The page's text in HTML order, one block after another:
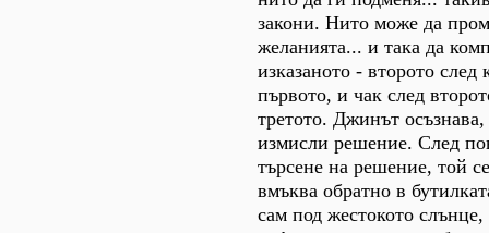
закони. Нито може да
желанията... и така да
изказаното - второто след
първото, и чак след
третото. Джинът
измисли решение. След
търсене на решение, той
вмъква обратно в
сам под жестокото